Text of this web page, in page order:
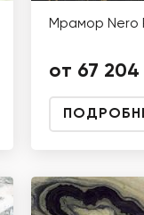
Мрамор Nero
от 67 204